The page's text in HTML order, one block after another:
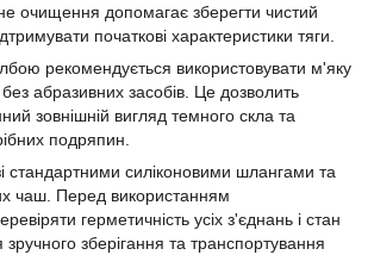
очищення допомагає зберегти чистий
початкові характеристики тяги.
рекомендується використовувати м'яку
абразивних засобів. Це дозволить
зовнішній вигляд темного скла та
подряпин.
стандартними силіконовими шлангами та
чаш. Перед використанням
герметичність усіх з'єднань і стан
зберігання та транспортування